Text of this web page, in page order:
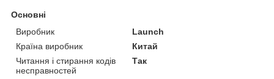
Основні
Виробник
Launch
Країна виробник
Китай
Читання і стирання кодів
несправностей
Так